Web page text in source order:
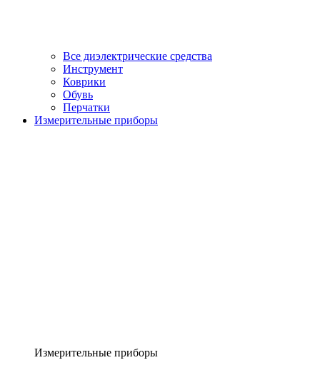
Все диэлектрические средства
Инструмент
Коврики
Обувь
Перчатки
Измерительные приборы
Измерительные приборы